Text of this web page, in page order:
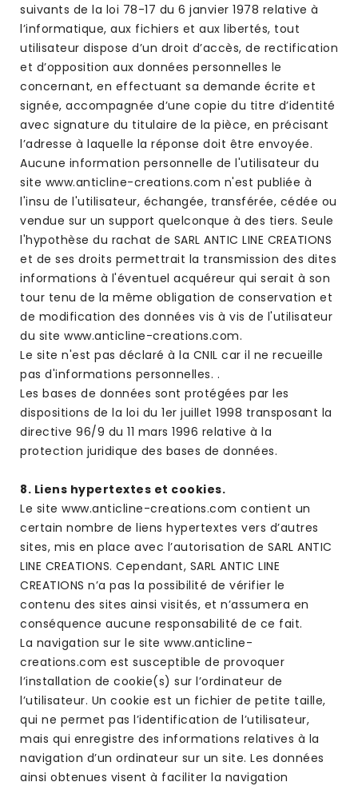
suivants de la loi 78-17 du 6 janvier 1978 relative à
l’informatique, aux fichiers et aux libertés, tout
utilisateur dispose d’un droit d’accès, de rectification
et d’opposition aux données personnelles le
concernant, en effectuant sa demande écrite et
signée, accompagnée d’une copie du titre d’identité
avec signature du titulaire de la pièce, en précisant
l’adresse à laquelle la réponse doit être envoyée.
Aucune information personnelle de l'utilisateur du
site www.anticline-creations.com n'est publiée à
l'insu de l'utilisateur, échangée, transférée, cédée ou
vendue sur un support quelconque à des tiers. Seule
l'hypothèse du rachat de SARL ANTIC LINE CREATIONS
et de ses droits permettrait la transmission des dites
informations à l'éventuel acquéreur qui serait à son
tour tenu de la même obligation de conservation et
de modification des données vis à vis de l'utilisateur
du site www.anticline-creations.com.
Le site n'est pas déclaré à la CNIL car il ne recueille
pas d'informations personnelles. .
Les bases de données sont protégées par les
dispositions de la loi du 1er juillet 1998 transposant la
directive 96/9 du 11 mars 1996 relative à la
protection juridique des bases de données.
8. Liens hypertextes et cookies.
Le site www.anticline-creations.com contient un
certain nombre de liens hypertextes vers d’autres
sites, mis en place avec l’autorisation de SARL ANTIC
LINE CREATIONS. Cependant, SARL ANTIC LINE
CREATIONS n’a pas la possibilité de vérifier le
contenu des sites ainsi visités, et n’assumera en
conséquence aucune responsabilité de ce fait.
La navigation sur le site www.anticline-
creations.com est susceptible de provoquer
l’installation de cookie(s) sur l’ordinateur de
l’utilisateur. Un cookie est un fichier de petite taille,
qui ne permet pas l’identification de l’utilisateur,
mais qui enregistre des informations relatives à la
navigation d’un ordinateur sur un site. Les données
ainsi obtenues visent à faciliter la navigation